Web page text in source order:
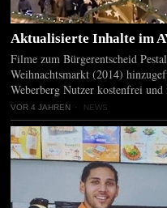
Aktualisierte Inhalte im
Filme zum Bürgerentscheid
Weihnachtsmarkt (2014)
Weberberg Nutzer kostenfrei
VOR 4 JAHREN NEWS